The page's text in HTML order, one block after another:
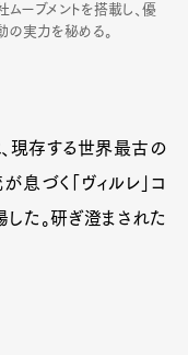
ムーブメントを搭載し、優
の実力を秘める。
現存する世界最古の
息づく「ヴィルレ」コ
た。研ぎ澄まされた